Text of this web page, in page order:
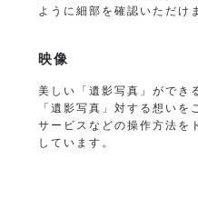
ように細部を確認いただけ
映像
美しい「遺影写真」ができ
「遺影写真」対する想いを
サービスなどの操作方法を
しています。